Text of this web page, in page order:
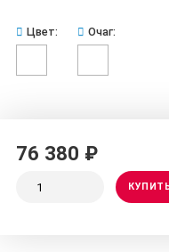
Цвет: Очаг:
76 380 ₽